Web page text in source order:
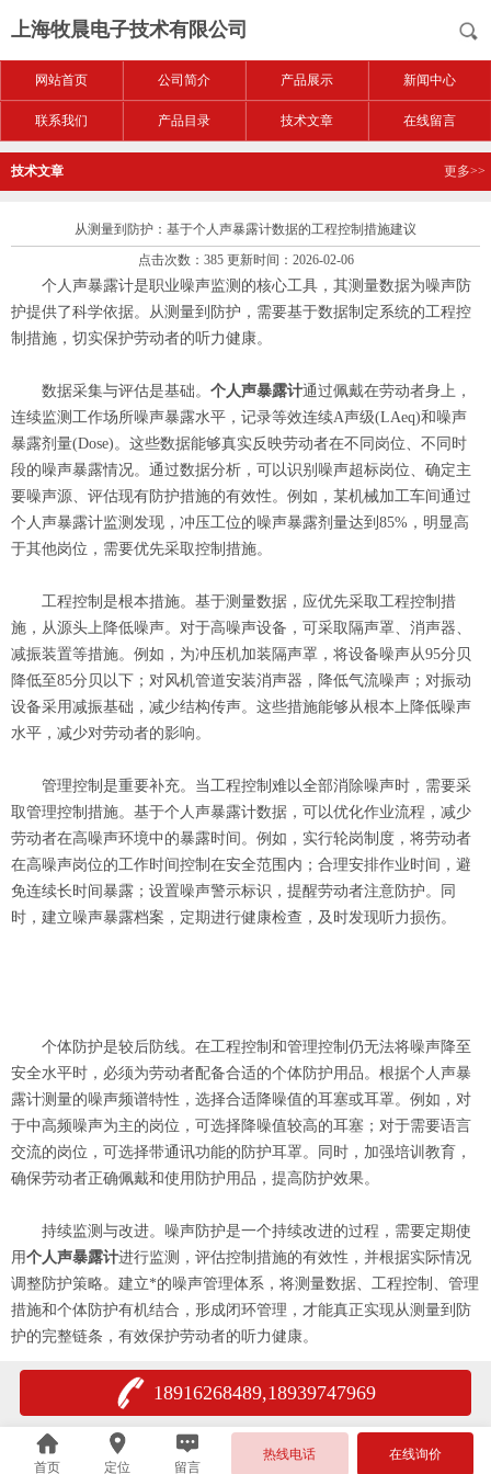
上海牧晨电子技术有限公司
网站首页 公司简介 产品展示 新闻中心
联系我们 产品目录 技术文章 在线留言
技术文章 更多>>
从测量到防护：基于个人声暴露计数据的工程控制措施建议
点击次数：385 更新时间：2026-02-06
个人声暴露计是职业噪声监测的核心工具，其测量数据为噪声防
护提供了科学依据。从测量到防护，需要基于数据制定系统的工程控
制措施，切实保护劳动者的听力健康。
数据采集与评估是基础。 个人声暴露计通过佩戴在劳动者身上，
连续监测工作场所噪声暴露水平，记录等效连续A声级(LAeq)和噪声
暴露剂量(Dose)。这些数据能够真实反映劳动者在不同岗位、不同时
段的噪声暴露情况。通过数据分析，可以识别噪声超标岗位、确定主
要噪声源、评估现有防护措施的有效性。例如，某机械加工车间通过
个人声暴露计监测发现，冲压工位的噪声暴露剂量达到85%，明显高
于其他岗位，需要优先采取控制措施。
工程控制是根本措施。基于测量数据，应优先采取工程控制措
施，从源头上降低噪声。对于高噪声设备，可采取隔声罩、消声器、
减振装置等措施。例如，为冲压机加装隔声罩，将设备噪声从95分贝
降低至85分贝以下；对风机管道安装消声器，降低气流噪声；对振动
设备采用减振基础，减少结构传声。这些措施能够从根本上降低噪声
水平，减少对劳动者的影响。
管理控制是重要补充。当工程控制难以全部消除噪声时，需要采
取管理控制措施。基于个人声暴露计数据，可以优化作业流程，减少
劳动者在高噪声环境中的暴露时间。例如，实行轮岗制度，将劳动者
在高噪声岗位的工作时间控制在安全范围内；合理安排作业时间，避
免连续长时间暴露；设置噪声警示标识，提醒劳动者注意防护。同
时，建立噪声暴露档案，定期进行健康检查，及时发现听力损伤。
个体防护是较后防线。在工程控制和管理控制仍无法将噪声降至
安全水平时，必须为劳动者配备合适的个体防护用品。根据个人声暴
露计测量的噪声频谱特性，选择合适降噪值的耳塞或耳罩。例如，对
于中高频噪声为主的岗位，可选择降噪值较高的耳塞；对于需要语言
交流的岗位，可选择带通讯功能的防护耳罩。同时，加强培训教育，
确保劳动者正确佩戴和使用防护用品，提高防护效果。
持续监测与改进。噪声防护是一个持续改进的过程，需要定期使
用个人声暴露计进行监测，评估控制措施的有效性，并根据实际情况
调整防护策略。建立*的噪声管理体系，将测量数据、工程控制、管理
措施和个体防护有机结合，形成闭环管理，才能真正实现从测量到防
护的完整链条，有效保护劳动者的听力健康。
18916268489,18939747969
首页 定位 留言
热线电话 在线询价